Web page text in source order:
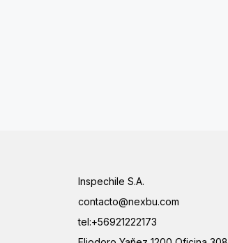
Inspechile S.A.
contacto@nexbu.com
tel:+56921222173